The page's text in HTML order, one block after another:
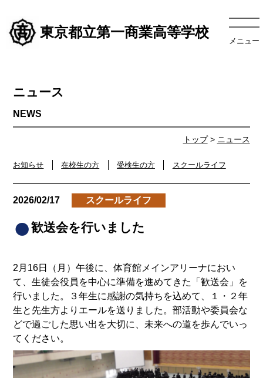
東京都立第一商業高等学校
メニュー
トップ> ニュース
ニュース
お知らせ 在校生の方 受検生の方 スクールライフ
2026/02/17 スクールライフ
歓送会を行いました
2月16日（月）午後に、体育館メインアリーナにおい
て、生徒会役員を中心に準備を進めてきた「歓送会」を
行いました。３年生に感謝の気持ちを込めて、１・２年
生と先生方よりエールを送りました。部活動や委員会な
どで過ごした思い出を大切に、未来への道を歩んでいっ
てください。